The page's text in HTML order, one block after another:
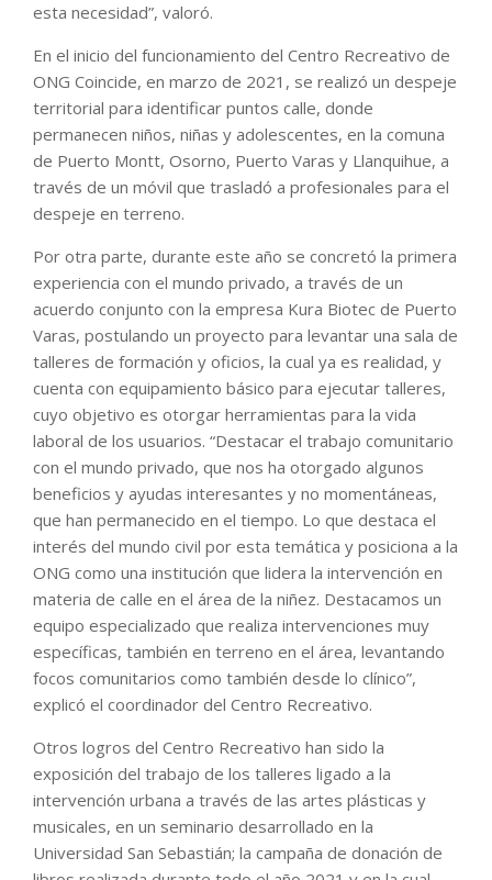
esta necesidad”, valoró.
En el inicio del funcionamiento del Centro Recreativo de
ONG Coincide, en marzo de 2021, se realizó un despeje
territorial para identificar puntos calle, donde
permanecen niños, niñas y adolescentes, en la comuna
de Puerto Montt, Osorno, Puerto Varas y Llanquihue, a
través de un móvil que trasladó a profesionales para el
despeje en terreno.
Por otra parte, durante este año se concretó la primera
experiencia con el mundo privado, a través de un
acuerdo conjunto con la empresa Kura Biotec de Puerto
Varas, postulando un proyecto para levantar una sala de
talleres de formación y oficios, la cual ya es realidad, y
cuenta con equipamiento básico para ejecutar talleres,
cuyo objetivo es otorgar herramientas para la vida
laboral de los usuarios. “Destacar el trabajo comunitario
con el mundo privado, que nos ha otorgado algunos
beneficios y ayudas interesantes y no momentáneas,
que han permanecido en el tiempo. Lo que destaca el
interés del mundo civil por esta temática y posiciona a la
ONG como una institución que lidera la intervención en
materia de calle en el área de la niñez. Destacamos un
equipo especializado que realiza intervenciones muy
específicas, también en terreno en el área, levantando
focos comunitarios como también desde lo clínico”,
explicó el coordinador del Centro Recreativo.
Otros logros del Centro Recreativo han sido la
exposición del trabajo de los talleres ligado a la
intervención urbana a través de las artes plásticas y
musicales, en un seminario desarrollado en la
Universidad San Sebastián; la campaña de donación de